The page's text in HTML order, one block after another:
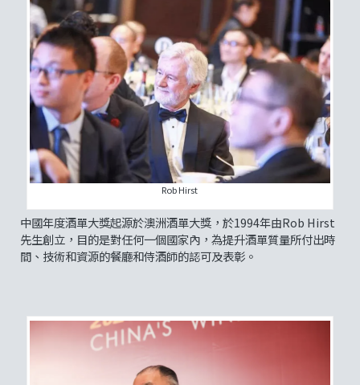
Rob Hirst
中國年度酒單大獎起源於澳洲酒單大獎，於1994年由Rob Hirst
先生創立，目的是對任何一個國家內，為提升酒單質量所付出時
間、技術和資源的餐廳和侍酒師的認可及表彰。